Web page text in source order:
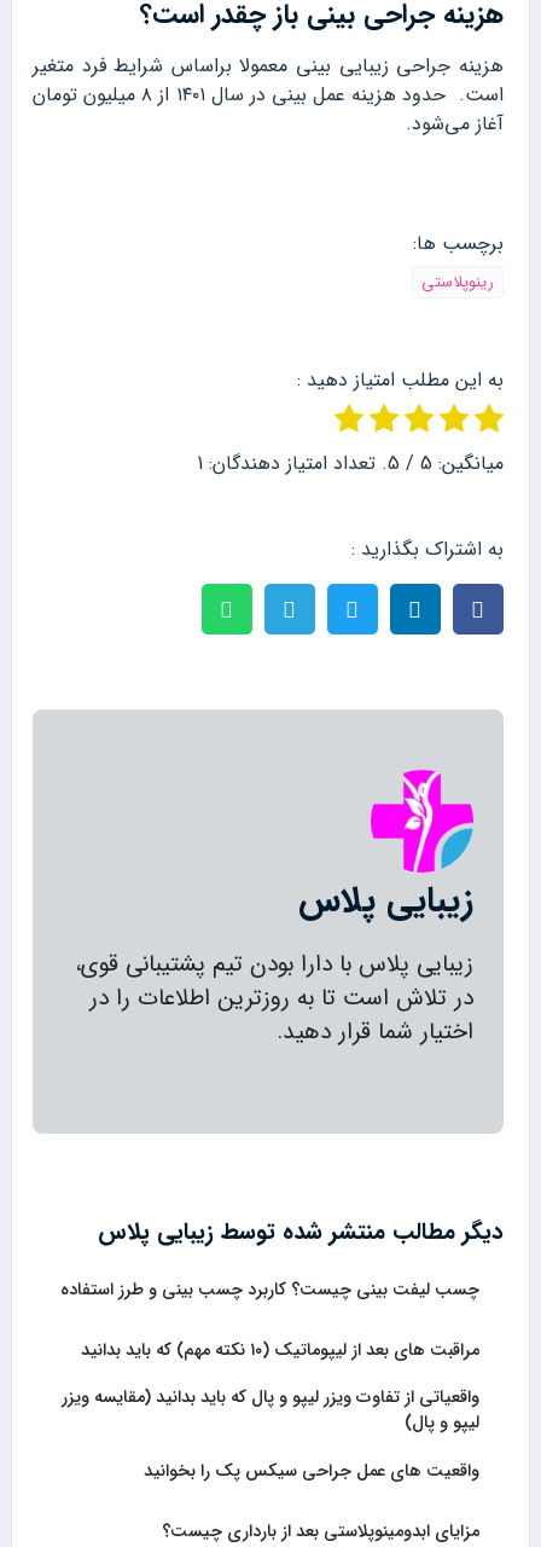
هزینه جراحی بینی باز چقدر است؟
هزینه جراحی زیبایی بینی معمولا براساس شرایط فرد متغیر
است. حدود هزینه عمل بینی در سال ۱۴۰۱ از ۸ میلیون تومان
آغاز می‌شود.
برچسب ها:
رینوپلاستی
به این مطلب امتیاز دهید :
میانگین: 5 / 5. تعداد امتیاز دهندگان: 1
به اشتراک بگذارید :
زیبایی پلاس
زیبایی پلاس با دارا بودن تیم پشتیبانی قوی،
در تلاش است تا به روزترین اطلاعات را در
اختیار شما قرار دهید.
دیگر مطالب منتشر شده توسط زیبایی پلاس
چسب لیفت بینی چیست؟ کاربرد چسب بینی و طرز استفاده
مراقبت های بعد از لیپوماتیک (۱۰ نکته مهم) که باید بدانید
واقعیاتی از تفاوت ویزر لیپو و پال که باید بدانید (مقایسه ویزر
لیپو و پال)
واقعیت های عمل جراحی سیکس پک را بخوانید
مزایای ابدومینوپلاستی بعد از بارداری چیست؟